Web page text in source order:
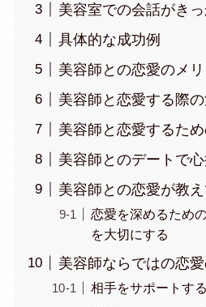
美容室での会話がき
具体的な成功例
美容師との恋愛のメリ
美容師と恋愛する際
美容師と恋愛するた
美容師とのデートで
美容師との恋愛が教
恋愛を深めるため
を大切にする
美容師ならではの恋
相手をサポートす